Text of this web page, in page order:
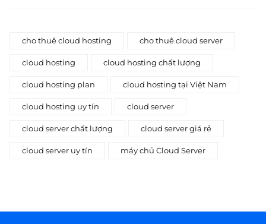
cho thuê cloud hosting cho thuê cloud server
cloud hosting cloud hosting chất lượng
cloud hosting plan cloud hosting tại Việt Nam
cloud hosting uy tín cloud server
cloud server chất lượng cloud server giá rẻ
cloud server uy tín máy chủ Cloud Server